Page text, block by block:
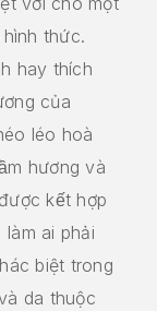
thức.
hay thích
của
léo hoà
hương và
kết hợp
ai phải
biệt trong
da thuộc